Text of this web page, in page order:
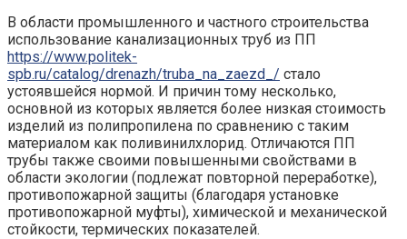
В области промышленного и частного строительства
использование канализационных труб из ПП
https://www.politek-
spb.ru/catalog/drenazh/truba_na_zaezd_/ стало
устоявшейся нормой. И причин тому несколько,
основной из которых является более низкая стоимость
изделий из полипропилена по сравнению с таким
материалом как поливинилхлорид. Отличаются ПП
трубы также своими повышенными свойствами в
области экологии (подлежат повторной переработке),
противопожарной защиты (благодаря установке
противопожарной муфты), химической и механической
стойкости, термических показателей.